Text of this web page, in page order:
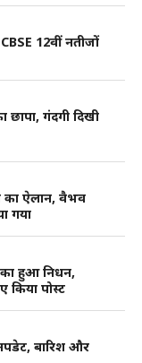
12वीं नतीजों
छापा, गंदगी दिखी
का ऐलान, वैभव
गया
का हुआ निधन,
किया पोस्ट
बारिश और